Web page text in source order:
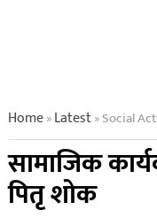
Home»Latest»Social
सामाजिक
पितृ शोक